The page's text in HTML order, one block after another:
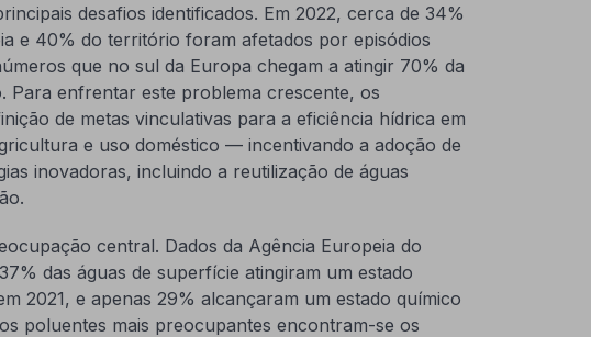
desafios identificados. Em 2022, cerca de 34%
e 40% do território foram afetados por episódios
que no sul da Europa chegam a atingir 70% da
Para enfrentar este problema crescente, os
de metas vinculativas para a eficiência hídrica em
e uso doméstico — incentivando a adoção de
inovadoras, incluindo a reutilização de águas
central. Dados da Agência Europeia do
das águas de superfície atingiram um estado
2021, e apenas 29% alcançaram um estado químico
poluentes mais preocupantes encontram-se os